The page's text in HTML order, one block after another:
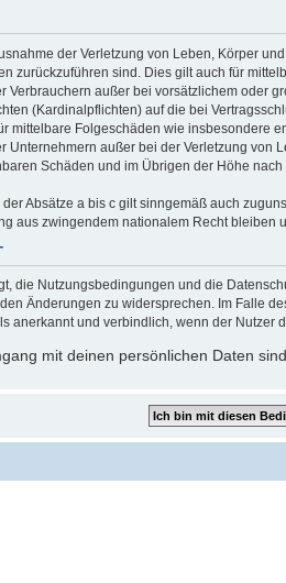
der Verletzung von Leben, Körper
zurückzuführen sind. Dies gilt auch für
Verbrauchern außer bei vorsätzlichem oder
(Kardinalpflichten) auf die bei
mittelbare Folgeschäden wie insbesondere
Unternehmern außer bei der Verletzung von
Schäden und im Übrigen der Höhe
Absätze a bis c gilt sinngemäß auch
aus zwingendem nationalem Recht bleiben
die Nutzungsbedingungen und die
Änderungen zu widersprechen. Im Falle
anerkannt und verbindlich, wenn der Nutzer
mit deinen persönlichen Daten